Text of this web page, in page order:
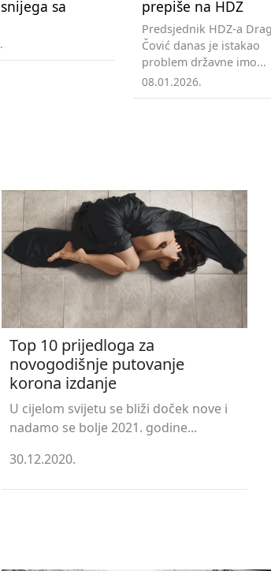
sa
prepiše na HDZ
Predsjednik HDZ-a
Čović danas je istakao
problem državne imo...
08.01.2026.
Top 10 prijedloga za
novogodišnje putovanje
korona izdanje
U cijelom svijetu se bliži doček nove i
nadamo se bolje 2021. godine...
30.12.2020.